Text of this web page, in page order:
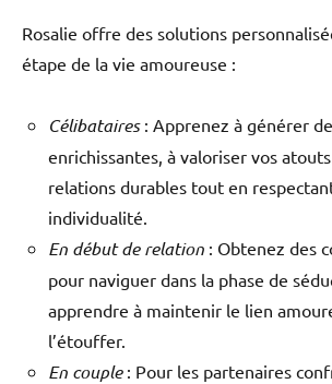
Rosalie offre des solutions
étape de la vie amoureuse :
Célibataires: Apprenez à générer
enrichissantes, à valoriser vos
relations durables tout en
individualité.
En début de relation : Obtenez des
pour naviguer dans la phase de
apprendre à maintenir le lien
l’étouffer.
En couple: Pour les partenaires